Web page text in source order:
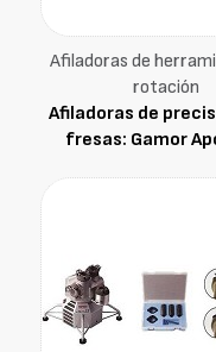
Afiladoras de
rotación
Afiladoras de
fresas: Gamor